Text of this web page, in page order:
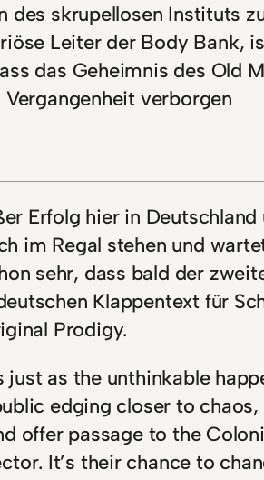
skrupellosen Instituts
Leiter der Body Bank,
das Geheimnis des Old
verborgen
Erfolg hier in
im Regal stehen und
sehr, dass bald der
Klappentext für
Prodigy.
just as the unthinkable
edging closer to
offer passage to the
It’s their chance to